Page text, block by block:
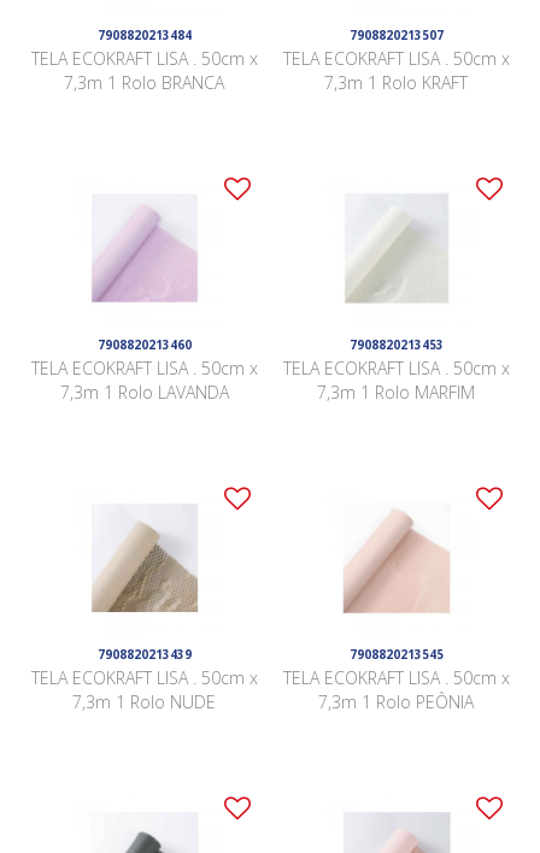
7908820213484
TELA ECOKRAFT LISA . 50cm x
7,3m 1 Rolo BRANCA
7908820213507
TELA ECOKRAFT LISA . 50cm x
7,3m 1 Rolo KRAFT
7908820213460
TELA ECOKRAFT LISA . 50cm x
7,3m 1 Rolo LAVANDA
7908820213453
TELA ECOKRAFT LISA . 50cm x
7,3m 1 Rolo MARFIM
7908820213439
TELA ECOKRAFT LISA . 50cm x
7,3m 1 Rolo NUDE
7908820213545
TELA ECOKRAFT LISA . 50cm x
7,3m 1 Rolo PEÔNIA